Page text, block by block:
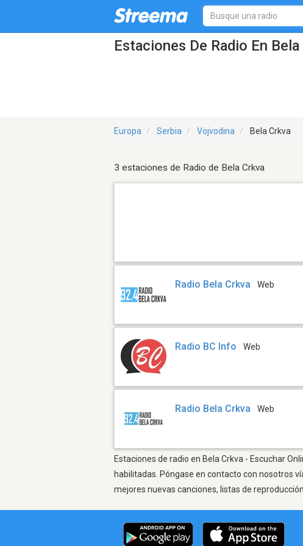
Estaciones De Radio En
Europa Serbia Vojvodina Bela Crkva
3 estaciones de Radio de Bela Crkva
Radio Bela Crkva Web
Radio BC Info Web
Radio Bela Crkva Web
Estaciones de radio en Bela Crkva - Escuchar
habilitadas. Póngase en contacto con nosotros
mejores nuevas canciones, listas de